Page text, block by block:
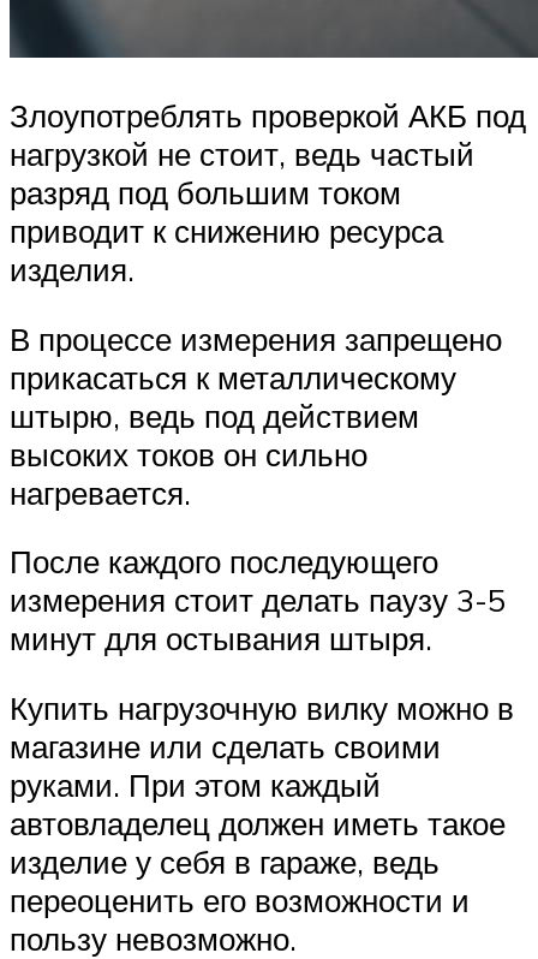
Злоупотреблять проверкой АКБ под
нагрузкой не стоит, ведь частый
разряд под большим током
приводит к снижению ресурса
изделия.
В процессе измерения запрещено
прикасаться к металлическому
штырю, ведь под действием
высоких токов он сильно
нагревается.
После каждого последующего
измерения стоит делать паузу 3-5
минут для остывания штыря.
Купить нагрузочную вилку можно в
магазине или сделать своими
руками. При этом каждый
автовладелец должен иметь такое
изделие у себя в гараже, ведь
переоценить его возможности и
пользу невозможно.